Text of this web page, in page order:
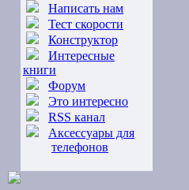
Написать нам
Тест скорости
Конструктор
Интересные
книги
Форум
Это интересно
RSS канал
Аксессуары для
телефонов